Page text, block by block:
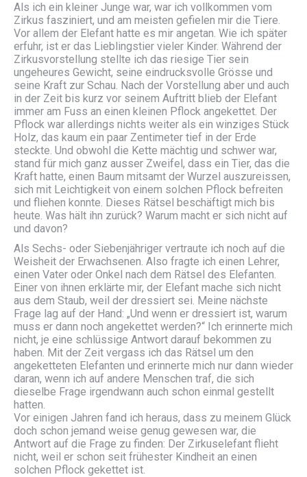
Als ich ein kleiner Junge war, war ich vollkommen vom
Zirkus fasziniert, und am meisten gefielen mir die Tiere.
Vor allem der Elefant hatte es mir angetan. Wie ich später
erfuhr, ist er das Lieblingstier vieler Kinder. Während der
Zirkusvorstellung stellte ich das riesige Tier sein
ungeheures Gewicht, seine eindrucksvolle Grösse und
seine Kraft zur Schau. Nach der Vorstellung aber und auch
in der Zeit bis kurz vor seinem Auftritt blieb der Elefant
immer am Fuss an einen kleinen Pflock angekettet. Der
Pflock war allerdings nichts weiter als ein winziges Stück
Holz, das kaum ein paar Zentimeter tief in der Erde
steckte. Und obwohl die Kette mächtig und schwer war,
stand für mich ganz ausser Zweifel, dass ein Tier, das die
Kraft hatte, einen Baum mitsamt der Wurzel auszureissen,
sich mit Leichtigkeit von einem solchen Pflock befreiten
und fliehen konnte. Dieses Rätsel beschäftigt mich bis
heute. Was hält ihn zurück? Warum macht er sich nicht auf
und davon?
Als Sechs- oder Siebenjähriger vertraute ich noch auf die
Weisheit der Erwachsenen. Also fragte ich einen Lehrer,
einen Vater oder Onkel nach dem Rätsel des Elefanten.
Einer von ihnen erklärte mir, der Elefant mache sich nicht
aus dem Staub, weil der dressiert sei. Meine nächste
Frage lag auf der Hand: „Und wenn er dressiert ist, warum
muss er dann noch angekettet werden?“ Ich erinnerte mich
nicht, je eine schlüssige Antwort darauf bekommen zu
haben. Mit der Zeit vergass ich das Rätsel um den
angeketteten Elefanten und erinnerte mich nur dann wieder
daran, wenn ich auf andere Menschen traf, die sich
dieselbe Frage irgendwann auch schon einmal gestellt
hatten.
Vor einigen Jahren fand ich heraus, dass zu meinem Glück
doch schon jemand weise genug gewesen war, die
Antwort auf die Frage zu finden: Der Zirkuselefant flieht
nicht, weil er schon seit frühester Kindheit an einen
solchen Pflock gekettet ist.